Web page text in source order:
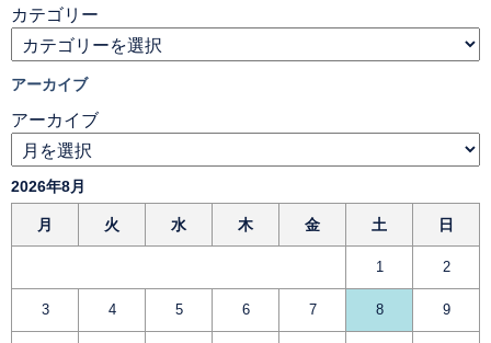
カテゴリー
アーカイブ
アーカイブ
2026年8月
月 火 水 木 金 土 日
1 2
3 4 5 6 7 8 9